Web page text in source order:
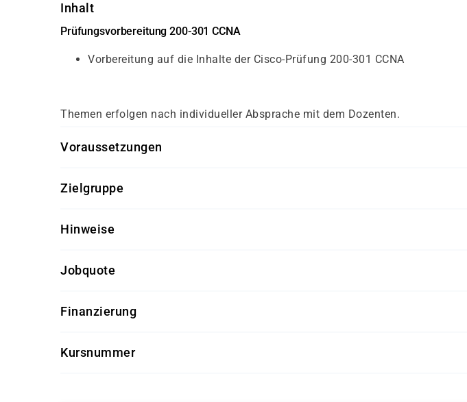
Inhalt
Prüfungsvorbereitung 200-301 CCNA
Vorbereitung auf die Inhalte der Cisco-Prüfung 200-301 CCNA
Themen erfolgen nach individueller Absprache mit dem Dozenten.
Voraussetzungen
keine
Zielgruppe
Hinweise
Jobquote
Finanzierung
Kursnummer